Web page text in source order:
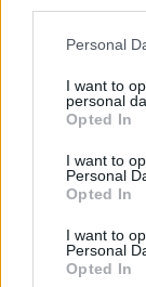
Personal
I want to
personal
Opted In
I want to
Personal
Opted In
I want to
Personal
Opted In
Οι Hamilton
μάρκετινγκ
08/08/2026 - 13:44
08/08/2026 - 12:36
με 916
08/08/2026 - 12:12